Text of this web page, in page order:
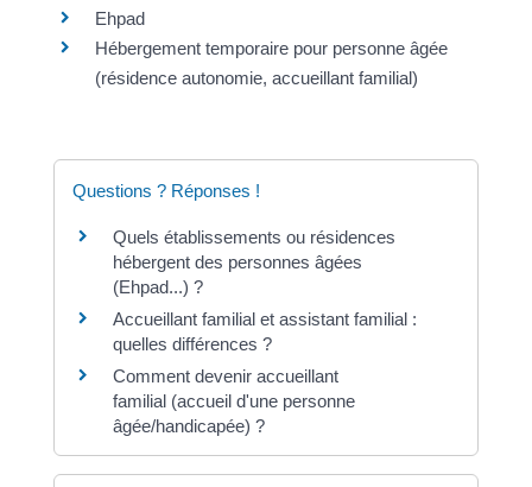
Ehpad
Hébergement temporaire pour personne âgée
(résidence autonomie, accueillant familial)
Questions ? Réponses !
Quels établissements ou résidences
hébergent des personnes âgées
(Ehpad...) ?
Accueillant familial et assistant familial :
quelles différences ?
Comment devenir accueillant
familial (accueil d'une personne
âgée/handicapée) ?